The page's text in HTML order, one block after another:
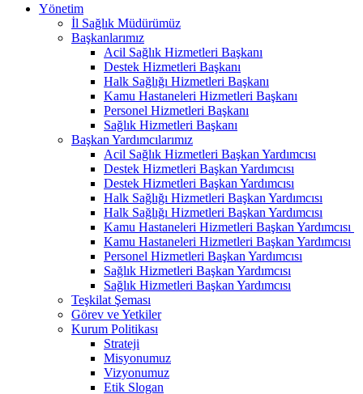
Yönetim
İl Sağlık Müdürümüz
Başkanlarımız
Acil Sağlık Hizmetleri Başkanı
Destek Hizmetleri Başkanı
Halk Sağlığı Hizmetleri Başkanı
Kamu Hastaneleri Hizmetleri Başkanı
Personel Hizmetleri Başkanı
Sağlık Hizmetleri Başkanı
Başkan Yardımcılarımız
Acil Sağlık Hizmetleri Başkan Yardımcısı
Destek Hizmetleri Başkan Yardımcısı
Destek Hizmetleri Başkan Yardımcısı
Halk Sağlığı Hizmetleri Başkan Yardımcısı
Halk Sağlığı Hizmetleri Başkan Yardımcısı
Kamu Hastaneleri Hizmetleri Başkan Yardımcısı ​
Kamu Hastaneleri Hizmetleri Başkan Yardımcısı
Personel Hizmetleri Başkan Yardımcısı
Sağlık Hizmetleri Başkan Yardımcısı
Sağlık Hizmetleri Başkan Yardımcısı
Teşkilat Şeması
Görev ve Yetkiler
Kurum Politikası
Strateji
Misyonumuz
Vizyonumuz
Etik Slogan